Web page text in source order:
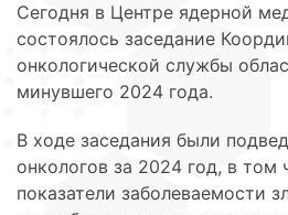
Сегодня в Центре ядерной
состоялось заседание
онкологической службы
минувшего 2024 года.
В ходе заседания были
онкологов за 2024 год, в том
показатели заболеваемости